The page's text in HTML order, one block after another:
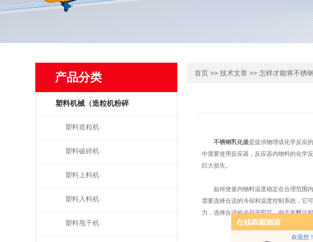
欢迎您！
产品分类
塑料机械（造粒机粉碎
机）塑料造粒机
塑料破碎机
塑料上料机
塑料入料机
塑料甩干机
首页 >> 技术文章 >> 怎样才能将不锈
不锈钢乳化釜是提供物理或化学反应
中需要使用反应器，反应器内物料的化学
巨大损失。
如何使釜内物料温度稳定在合理范围内
需要选择合适的冷却和温度控制系统，它
力，选择合适的冷却器即可。由于发酵过